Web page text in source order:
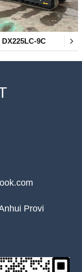
9C
Provi